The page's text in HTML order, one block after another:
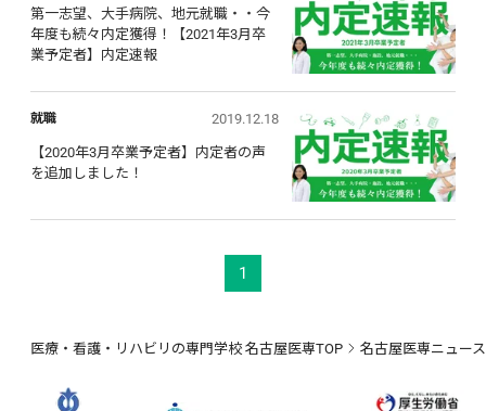
第一志望、大手病院、地元就職・・今
年度も続々内定獲得！【2021年3月卒
業予定者】内定速報
就職 2019.12.18
【2020年3月卒業予定者】内定者の声
を追加しました！
1
医療・看護・リハビリの専門学校 名古屋医専TOP 名古屋医専ニュース